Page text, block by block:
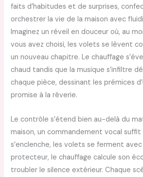
faits d’habitudes et de surprises,
orchestrer la vie de la maison avec
Imaginez un réveil en douceur où, au
vous avez choisi, les volets se lèvent
un nouveau chapitre. Le chauffage
chaud tandis que la musique s’infiltre
chaque pièce, dessinant les prémices
promise à la rêverie.
Le contrôle s’étend bien au-delà du
maison, un commandement vocal suffit
s’enclenche, les volets se ferment
protecteur, le chauffage calcule son
troubler le silence extérieur. Chaque